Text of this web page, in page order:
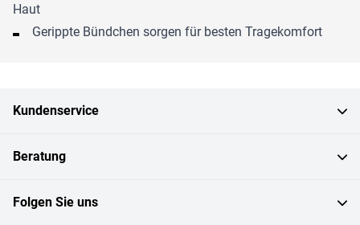
Haut
Gerippte Bündchen sorgen für besten Tragekomfort
Kundenservice
Beratung
Folgen Sie uns